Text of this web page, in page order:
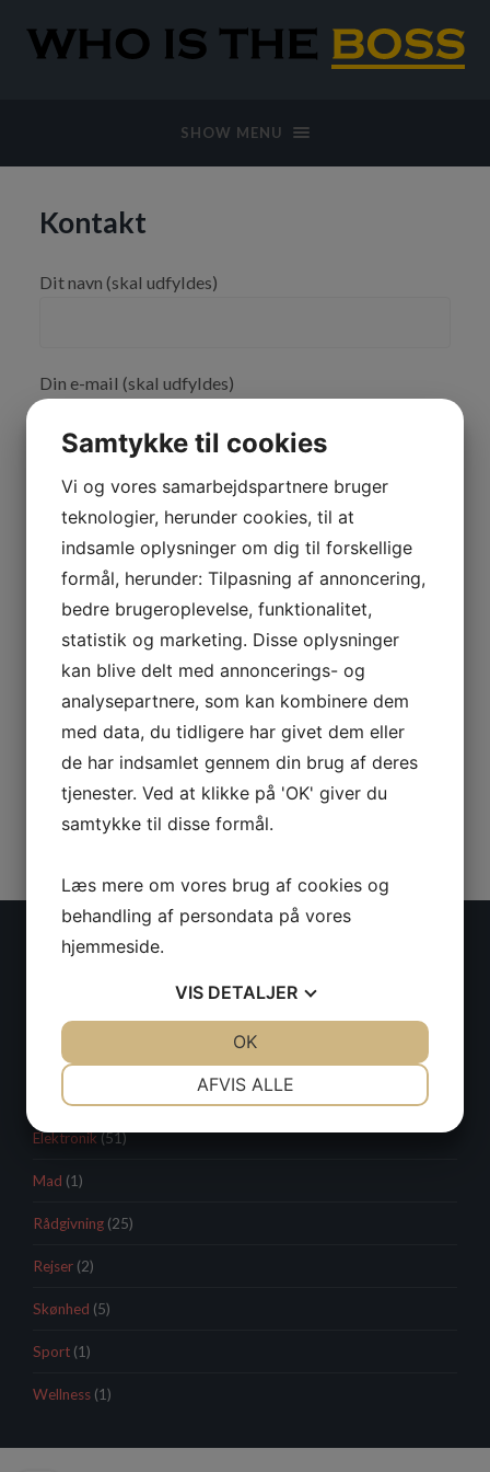
SHOW MENU
Kontakt
Dit navn (skal udfyldes)
Din e-mail (skal udfyldes)
Din besked
Elektronik(51)
Mad (1)
Rådgivning (25)
Rejser (2)
Skønhed (5)
Sport (1)
Wellness (1)
Samtykke til cookies
Vi og vores samarbejdspartnere bruger
teknologier, herunder cookies, til at
indsamle oplysninger om dig til forskellige
formål, herunder: Tilpasning af annoncering,
bedre brugeroplevelse, funktionalitet,
statistik og marketing. Disse oplysninger
kan blive delt med annoncerings- og
analysepartnere, som kan kombinere dem
med data, du tidligere har givet dem eller
de har indsamlet gennem din brug af deres
tjenester. Ved at klikke på 'OK' giver du
samtykke til disse formål.
Læs mere om vores brug af cookies og
behandling af persondata på vores
hjemmeside.
VIS DETALJER
AFVIS ALLE
OK